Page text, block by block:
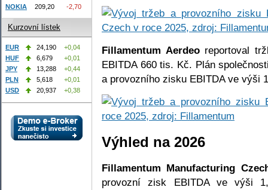
Fillamentum Aerdeo reportoval
EBITDA 660 tis. Kč. Plán
a provozního zisku EBITDA ve výši
Výhled na 2026
Fillamentum Manufacturing
provozní zisk EBITDA ve výši
NOKIA
209,20 -2,70
Kurzovní lístek
EUR 24,190
+0,04
HUF
6,679
+0,01
JPY
13,288
+0,44
PLN
5,618
+0,01
USD
20,937 +0,38